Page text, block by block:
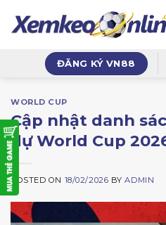
ĐĂNG KÝ VN88
WORLD CUP
Cập nhật danh
dự World Cup
POSTED ON 18/02/2026 BYADMIN